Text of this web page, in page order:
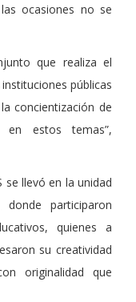
ocasiones no se
que realiza el
públicas
concientización de
estos temas”,
se llevó en la unidad
donde participaron
quienes a
su creatividad
originalidad que